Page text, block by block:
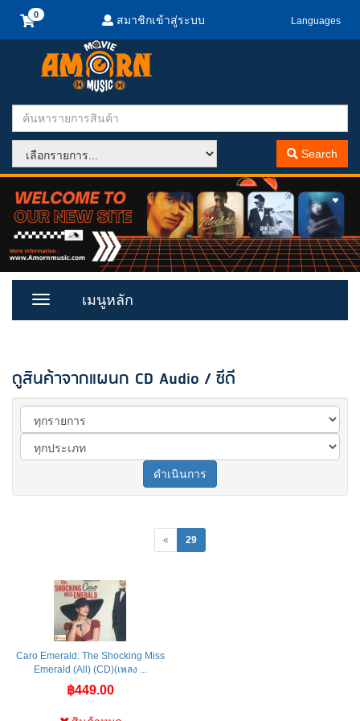
สมาชิกเข้าสู่ระบบ Languages
Search
Toggle
เมนูหลัก
ดูสินค้าจากแผนก CD Audio / ซีดี
ดำเนินการ
« 29
Caro Emerald: The Shocking Miss
Emerald (All) (CD)(เพลง ...
฿449.00